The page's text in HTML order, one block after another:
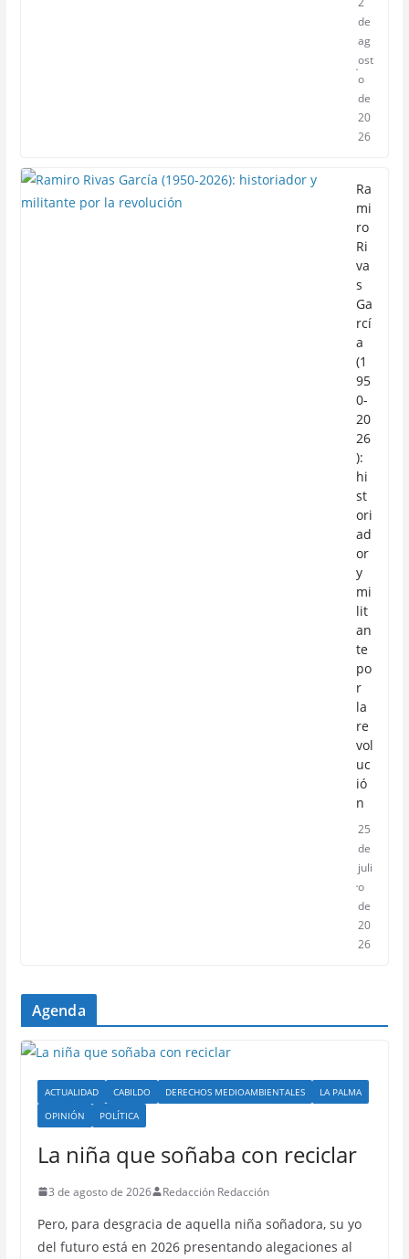
de
ag
ost
o
de
20
26
Ra
mi
ro
Ri
va
s
Ga
rcí
a
(1
95
0-
20
26
):
hi
st
ori
ad
or
y
mi
lit
an
te
po
r
la
re
vol
uc
ió
n
25
de
juli
o
de
20
26
Agenda
ACTUALIDAD CABILDO DERECHOS MEDIOAMBIENTALES
LA PALMA
OPINIÓN
POLÍTICA
La niña que soñaba con reciclar
3 de agosto de 2026 Redacción Redacción
Pero, para desgracia de aquella niña soñadora, su yo
del futuro está en 2026 presentando alegaciones al